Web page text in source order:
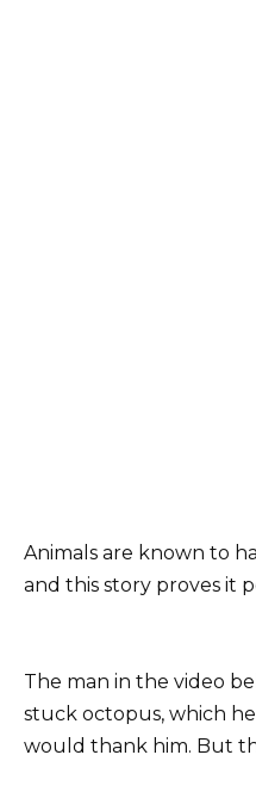
Animals are known to
and this story proves it
The man in the video
stuck octopus, which
would thank him. But